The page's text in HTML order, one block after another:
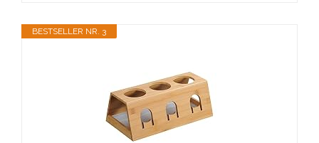
BESTSELLER NR. 3